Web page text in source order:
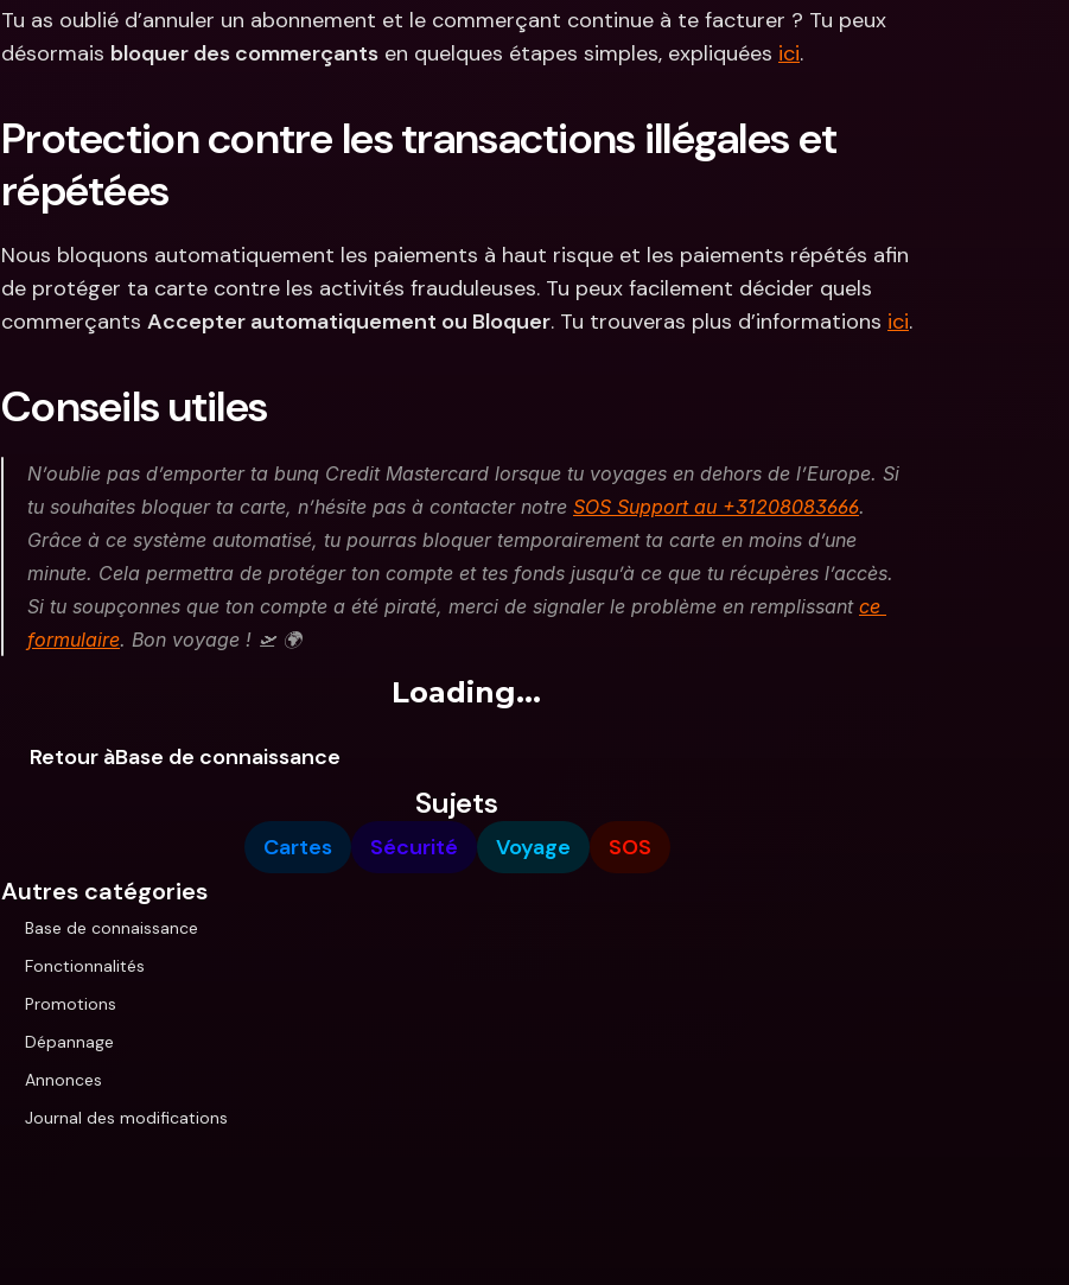
Tu as oublié d’annuler un abonnement et le commerçant continue à te facturer ? Tu peux
désormais bloquer des commerçants en quelques étapes simples, expliquées ici.
Protection contre les transactions illégales et
répétées
Nous bloquons automatiquement les paiements à haut risque et les paiements répétés afin
de protéger ta carte contre les activités frauduleuses. Tu peux facilement décider quels
commerçants Accepter automatiquement ou Bloquer. Tu trouveras plus d’informations ici.
Conseils utiles
N’oublie pas d’emporter ta bunq Credit Mastercard lorsque tu voyages en dehors de l’Europe. Si
tu souhaites bloquer ta carte, n’hésite pas à contacter notre SOS Support au +31208083666.
Grâce à ce système automatisé, tu pourras bloquer temporairement ta carte en moins d’une
minute. Cela permettra de protéger ton compte et tes fonds jusqu’à ce que tu récupères l’accès.
Si tu soupçonnes que ton compte a été piraté, merci de signaler le problème en remplissant ce
formulaire. Bon voyage ! 🛫 🌍
Loading...
Retour àBase de connaissance
Sujets
Cartes Sécurité Voyage SOS
Autres catégories
Base de connaissance
Fonctionnalités
Promotions
Dépannage
Annonces
Journal des modifications